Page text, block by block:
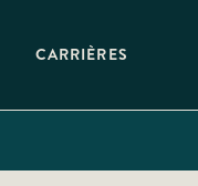
CARRIÈRES